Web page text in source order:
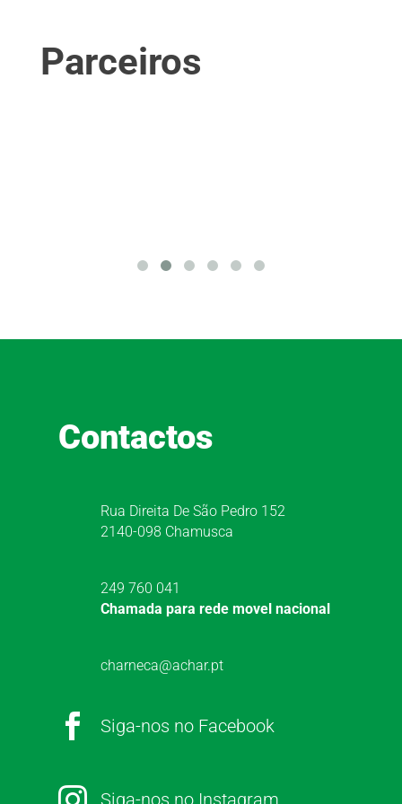
Parceiros
Contactos
Rua Direita De São Pedro 152
2140-098 Chamusca
249 760 041
Chamada para rede movel nacional
charneca@achar.pt
 Siga-nos no Facebook